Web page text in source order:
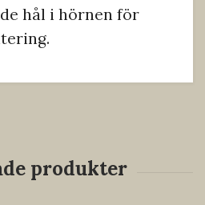
hål i hörnen för